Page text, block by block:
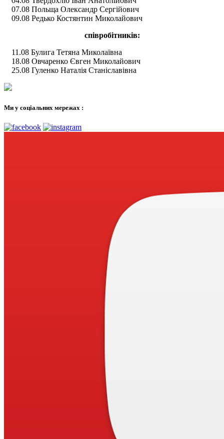
07.08 Польща Олександр Сергійович
09.08 Редько Костянтин Миколайович
співробітників:
11.08 Булига Тетяна Миколаївна
18.08 Овчаренко Євген Миколайович
25.08 Гуленко Наталія Станіславівна
Ми у соціальних мережах :